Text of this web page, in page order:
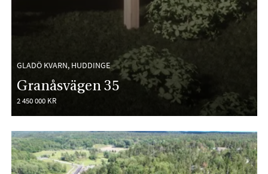
GLADÖ KVARN, HUDDINGE
Granåsvägen 35
2 450 000 KR